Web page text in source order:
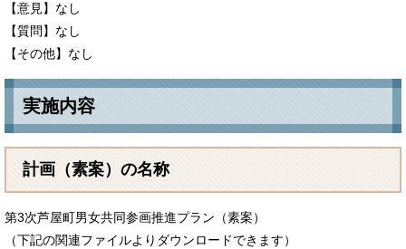
【意見】なし
【質問】なし
【その他】なし
実施内容
計画（素案）の名称
第3次芦屋町男女共同参画推進プラン（素案）
（下記の関連ファイルよりダウンロードできます）